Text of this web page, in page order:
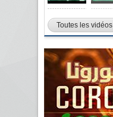
Toutes les vidéos